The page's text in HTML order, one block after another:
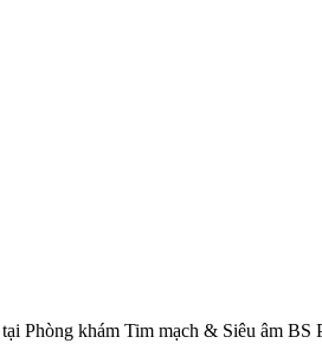
Phòng khám Tim mạch & Siêu âm BS